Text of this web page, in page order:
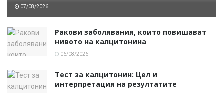
07/08/2026
Ракови заболявания, които повишават
нивото на калцитонина
06/08/2026
Тест за калцитонин: Цел и
интерпретация на резултатите